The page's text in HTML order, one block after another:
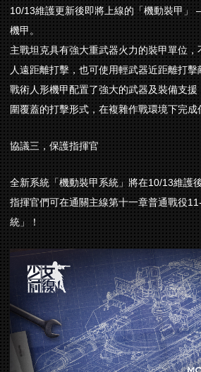
10/13維護更新後即將上線的「機動裝甲
機甲。
主戰坦克具有強大重武器火力的裝甲單位
人遠距離打擊，也可使用輕武器近距離打擊
戰術人形機甲配置了強大的武器及裝備支
圍覆蓋的打擊形式，在複雜作戰環境下完成
協議三，保護指揮官
全新系統「機動裝甲系統」將在10/13維護
指揮官們可在通關主線第十一章普通戰役
統」！